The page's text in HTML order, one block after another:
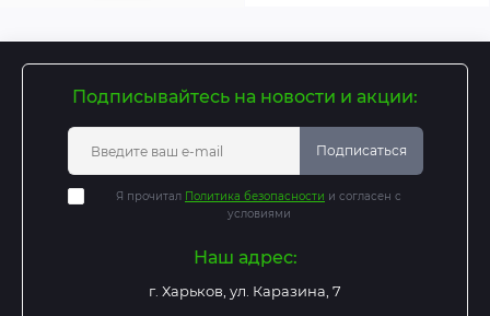
Подписывайтесь на новости и акции:
Подписаться
Я прочитал Политика безопасности и согласен с
условиями
Наш адрес:
г. Харьков, ул. Каразина, 7